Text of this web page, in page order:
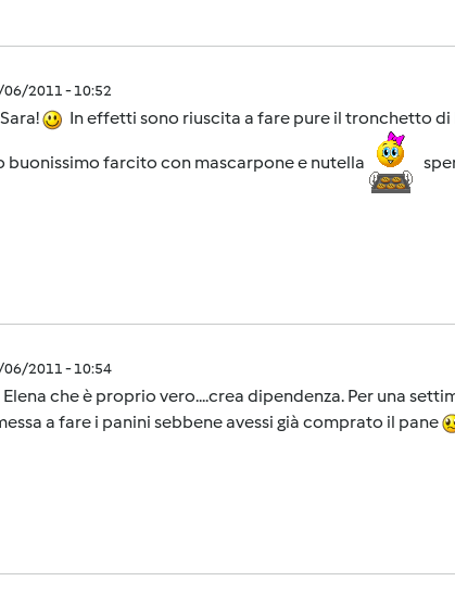
2011 - 10:52
In effetti sono riuscita a fare pure il tronchetto
buonissimo farcito con mascarpone e nutella
06/2011 - 10:54
Elena che è proprio vero....crea dipendenza. Per una
a fare i panini sebbene avessi già comprato il pane